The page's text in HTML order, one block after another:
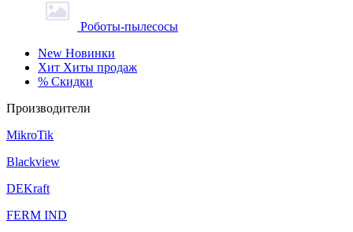
Роботы-пылесосы
New Новинки
Хит Хиты продаж
% Скидки
Производители
MikroTik
Blackview
DEKraft
FERM IND